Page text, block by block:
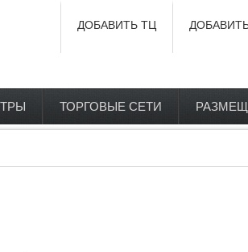
ДОБАВИТЬ ТЦ
ТОРГОВЫЕ СЕТИ